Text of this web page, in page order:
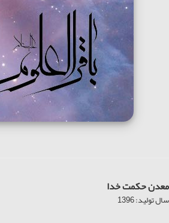
معدن حکمت خدا
سال تولید: 1396